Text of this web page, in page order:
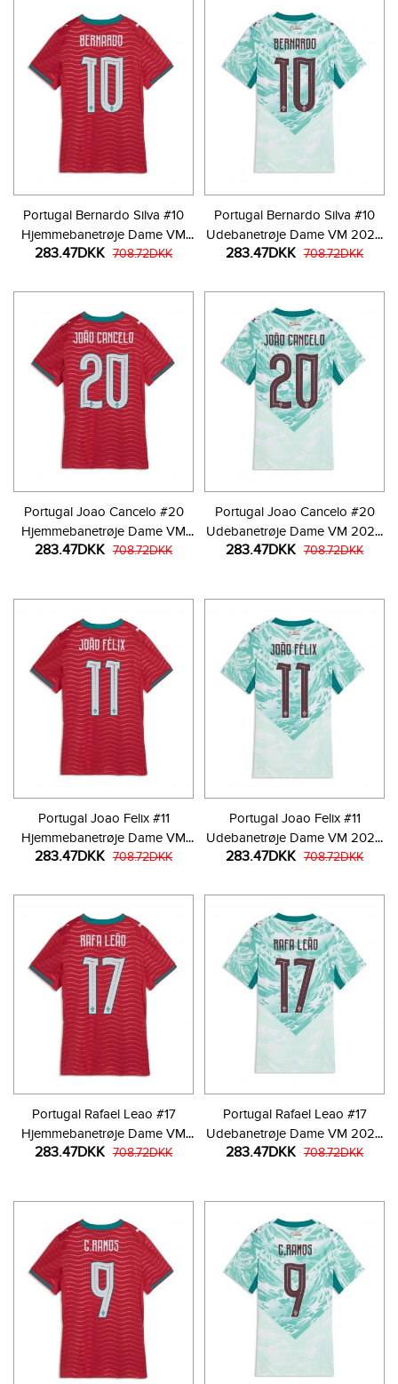
Portugal Bernardo Silva #10
Hjemmebanetrøje Dame VM
2026 Kortærmet
283.47DKK 708.72DKK
Portugal Bernardo Silva #10
Udebanetrøje Dame VM 2026
Kortærmet
283.47DKK 708.72DKK
Portugal Joao Cancelo #20
Hjemmebanetrøje Dame VM
2026 Kortærmet
283.47DKK 708.72DKK
Portugal Joao Cancelo #20
Udebanetrøje Dame VM 2026
Kortærmet
283.47DKK 708.72DKK
Portugal Joao Felix #11
Hjemmebanetrøje Dame VM
2026 Kortærmet
283.47DKK 708.72DKK
Portugal Joao Felix #11
Udebanetrøje Dame VM 2026
Kortærmet
283.47DKK 708.72DKK
Portugal Rafael Leao #17
Hjemmebanetrøje Dame VM
2026 Kortærmet
283.47DKK 708.72DKK
Portugal Rafael Leao #17
Udebanetrøje Dame VM 2026
Kortærmet
283.47DKK 708.72DKK